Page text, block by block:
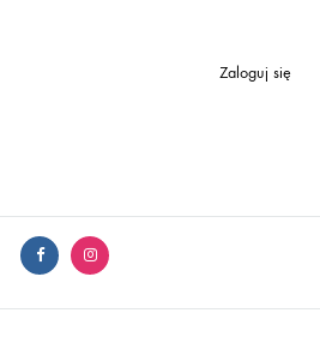
Zaloguj się